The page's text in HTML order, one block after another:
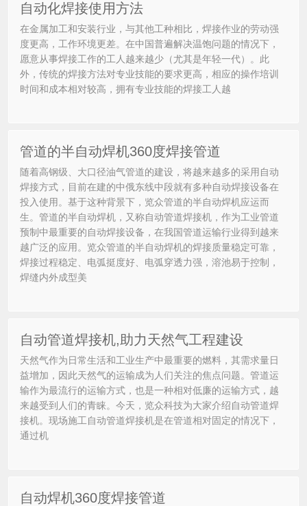
自动化焊接使用方法
在金属加工和安装行业，与其他工种相比，焊接作业的劳动强
度更高，工作环境更差。在中国普遍解决温饱问题的情况下，
愿意从事焊接工作的工人越来越少（尤其是年轻一代）。此
外，传统的焊接方法对专业技能的要求更高，相应的操作培训
时间和成本相对较高，拥有专业技能的焊接工人越
管道的半自动焊机360度焊接管道
随着高钢级、大口径油气管道的建设，将越来越多的采用自动
焊接方式，目前在建的中俄东线中段就有多种自动焊接设备在
投入使用。基于这种背景下，览众管道的半自动焊机应运而
生。管道的半自动焊机，又称自动管道焊接机，作为工业管道
预制中最重要的自动焊接设备，在我国管道运输行业得到越来
越广泛的应用。览众管道的半自动焊机的焊接质量稳定可靠，
焊接过程稳定、电弧挺度好、电弧穿透力强，溶池易于控制，
焊缝内外成型美
自动管道焊接机,助力天然气工程建设
天然气作为日常生活和工业生产中最重要的燃料，其需求量日
益增加，因此天然气的运输成为人们关注的焦点问题。管道运
输作为最流行的运输方式，也是一种相对低廉的运输方式，越
来越受到人们的青睐。今天，览众科技为大家介绍自动管道焊
接机。现场施工自动管道焊接机是在管道相对固定的情况下，
通过机
自动焊机360度焊接管道